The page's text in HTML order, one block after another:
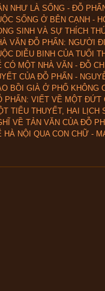
NHƯ LÀ SỐNG - ĐỖ
SỐNG Ở BÊN CẠNH -
SINH VÀ SỰ THÍCH
VĂN ĐỖ PHẤN: NGƯỜI
DIỄU BINH CỦA TUỔI
CÓ MỘT NHÀ VĂN - ĐỖ
CỦA ĐỖ PHẤN -
BỒI GIÀ Ở PHỐ KHÔNG
PHẤN: VIẾT VỀ MỘT ĐỨT
TIỂU THUYẾT, HAI LỊCH
VỀ TẢN VĂN CỦA ĐỖ
HÀ NỘI QUA CON CHỮ -